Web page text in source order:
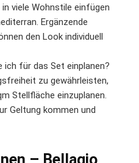
viele Wohnstile einfügen
Ergänzende
den Look individuell
für das Set einplanen?
zu gewährleisten,
Stellfläche einzuplanen.
Geltung kommen und
– Bellagio